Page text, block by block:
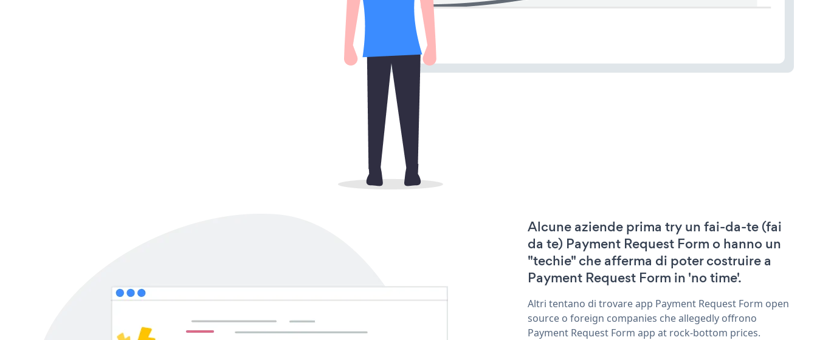
Alcune aziende prima try un fai-da-te (fai
da te) Payment Request Form o hanno un
"techie" che afferma di poter costruire a
Payment Request Form in 'no time'.
Altri tentano di trovare app Payment Request Form open
source o foreign companies che allegedly offrono
Payment Request Form app at rock-bottom prices.